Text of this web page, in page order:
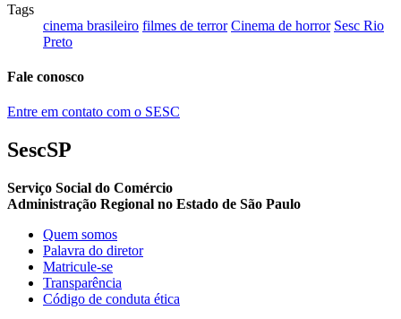
Tags
cinema brasileiro filmes de terror Cinema de horror Sesc Rio
Preto
Fale conosco
Entre em contato com o SESC
SescSP
Serviço Social do Comércio
Administração Regional no Estado de São Paulo
Quem somos
Palavra do diretor
Matricule-se
Transparência
Código de conduta ética